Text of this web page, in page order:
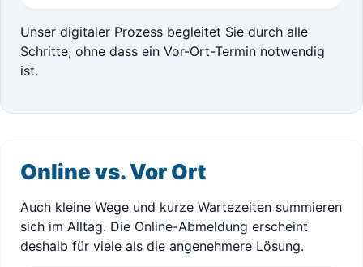
Unser digitaler Prozess begleitet Sie durch alle
Schritte, ohne dass ein Vor-Ort-Termin notwendig
ist.
Online vs. Vor Ort
Auch kleine Wege und kurze Wartezeiten summieren
sich im Alltag. Die Online-Abmeldung erscheint
deshalb für viele als die angenehmere Lösung.